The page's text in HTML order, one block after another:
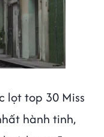
lọt top 30 Miss
hành tinh,